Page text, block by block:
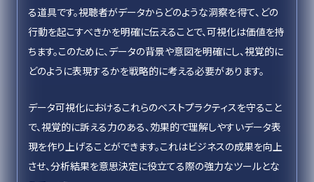
る道具です。視聴者がデータからどのような洞察を得て、どの
行動を起こすべきかを明確に伝えることで、可視化は価値を持
ちます。このために、データの背景や意図を明確にし、視覚的に
どのように表現するかを戦略的に考える必要があります。
データ可視化におけるこれらのベストプラクティスを守ること
で、視覚的に訴える力のある、効果的で理解しやすいデータ表
現を作り上げることができます。これはビジネスの成果を向上
させ、分析結果を意思決定に役立てる際の強力なツールとな